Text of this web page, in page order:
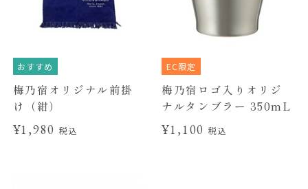
おすすめ
梅乃宿オリジナル前掛
け（紺）
¥1,980税込
EC限定
梅乃宿ロゴ入りオリジ
ナルタンブラー 350mL
¥1,100 税込